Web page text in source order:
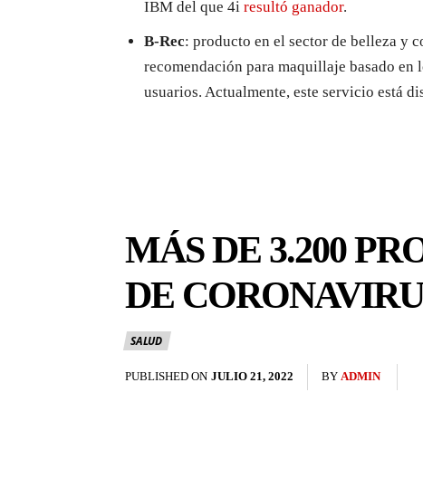
IBM del que 4i resultó ganador.
B-Rec: producto en el sector de belleza y
recomendación para maquillaje basado en
usuarios. Actualmente, este servicio está